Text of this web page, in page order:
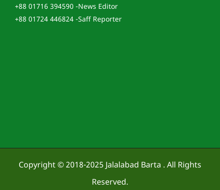
+88 01716 394590 -News Editor
+88 01724 446824 -Saff Reporter
Copyright © 2018-2025Jalalabad Barta . All Rights
Reserved.